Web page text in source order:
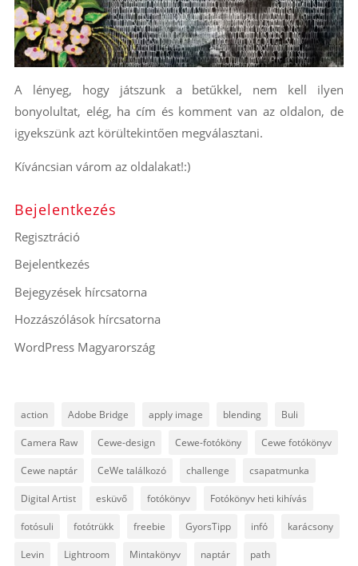
A lényeg, hogy játszunk a betűkkel, nem kell ilyen
bonyolultat, elég, ha cím és komment van az oldalon, de
igyekszünk azt körültekintően megválasztani.
Kíváncsian várom az oldalakat!:)
Bejelentkezés
Regisztráció
Bejelentkezés
Bejegyzések hírcsatorna
Hozzászólások hírcsatorna
WordPress Magyarország
action Adobe Bridge apply image blending Buli
Camera Raw Cewe-design Cewe-fotóköny Cewe fotókönyv
Cewe naptár CeWe találkozó challenge csapatmunka
Digital Artist esküvő fotókönyv Fotókönyv heti kihívás
fotósuli fotótrükk freebie GyorsTipp infó karácsony
Levin Lightroom Mintakönyv naptár path